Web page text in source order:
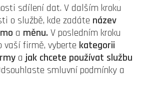
sdílení dat. V dalším kroku
o službě, kde zadáte název
a měnu. V posledním kroku
vaší firmě, vyberte kategorii
ajak chcete používat službu
smluvní podmínky a